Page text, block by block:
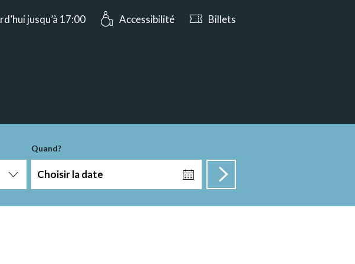
Ouvert aujourd’hui jusqu’à 17:00
jusqu’à 17:00 Accessibilité Billets
Quand?
Choisir la date